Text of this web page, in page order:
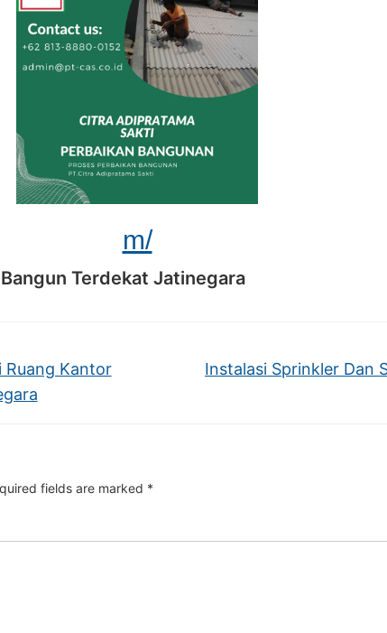
m/
Terdekat Jatinegara
Ruang Kantor
Instalasi Sprinkler Dan
fields are marked *